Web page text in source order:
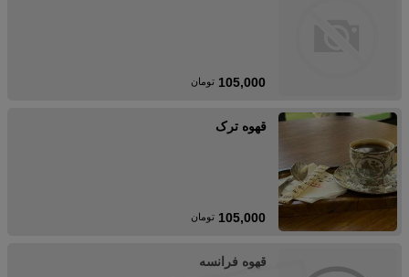
105,000 تومان
قهوه ترک
105,000 تومان
قهوه فرانسه